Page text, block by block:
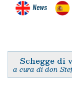
News
Schegge di
a cura di don